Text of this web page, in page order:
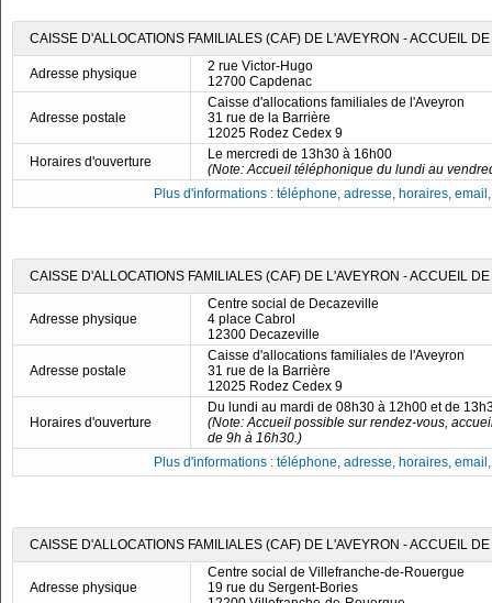
CAISSE D'ALLOCATIONS FAMILIALES (CAF) DE L'AVEYRON - ACCUEIL
Adresse physique
2 rue Victor-Hugo
12700 Capdenac
Adresse postale
Caisse d'allocations familiales de l'Aveyron
31 rue de la Barrière
12025 Rodez Cedex 9
Horaires d'ouverture
Le mercredi de 13h30 à 16h00
(Note: Accueil téléphonique du lundi au
Plus d'informations : téléphone, adresse, horaires,
CAISSE D'ALLOCATIONS FAMILIALES (CAF) DE L'AVEYRON - ACCUEIL
Adresse physique
Centre social de Decazeville
4 place Cabrol
12300 Decazeville
Adresse postale
Caisse d'allocations familiales de l'Aveyron
31 rue de la Barrière
12025 Rodez Cedex 9
Horaires d'ouverture
Du lundi au mardi de 08h30 à 12h00 et de
(Note: Accueil possible sur rendez-vous,
de 9h à 16h30.)
Plus d'informations : téléphone, adresse, horaires,
CAISSE D'ALLOCATIONS FAMILIALES (CAF) DE L'AVEYRON - ACCUEIL
Adresse physique
Centre social de Villefranche-de-Rouergue
19 rue du Sergent-Bories